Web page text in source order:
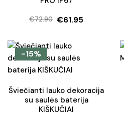
€72.90
Original
was:
€72.90.
€61.95
Current
is:
€61.95.
-15%
Šviečianti lauko dekoracija
su saulės baterija
KIŠKUČIAI